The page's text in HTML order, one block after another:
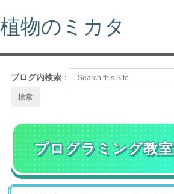
植物のミカタ
ブログ内検索 ：
プログラミング教室